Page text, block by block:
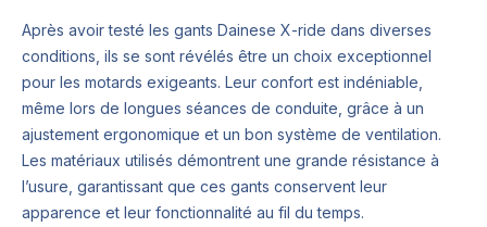
Après avoir testé les gants Dainese X-ride dans diverses
conditions, ils se sont révélés être un choix exceptionnel
pour les motards exigeants. Leur confort est indéniable,
même lors de longues séances de conduite, grâce à un
ajustement ergonomique et un bon système de ventilation.
Les matériaux utilisés démontrent une grande résistance à
l’usure, garantissant que ces gants conservent leur
apparence et leur fonctionnalité au fil du temps.